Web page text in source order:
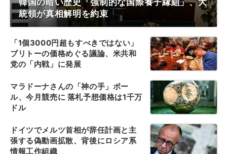
統領が真相解明を約束
「1個3000円超もすべきではない」
ブリトーの価格めぐる議論、米共和
党の「内戦」に発展
マラドーナさんの「神の手」ボー
ル、今月競売に 落札予想価格は1千万
ドル
ドイツでメルツ首相が辞任計画と主
張する偽動画拡散、背後にロシア系
情報工作組織